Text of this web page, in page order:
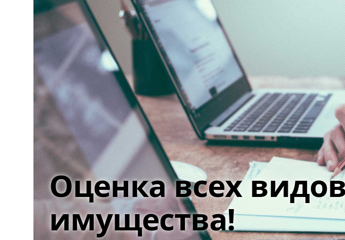
Оценка всех
имущества!